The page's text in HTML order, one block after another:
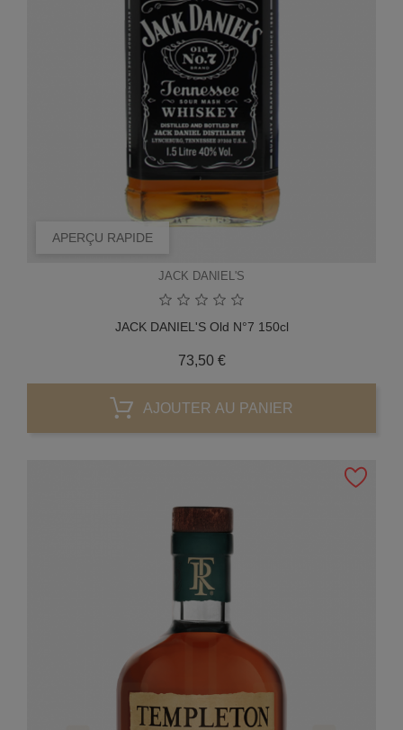
APERÇU RAPIDE
JACK DANIEL'S
JACK DANIEL'S Old N°7 150cl
73,50 €Prix
AJOUTER AU PANIER